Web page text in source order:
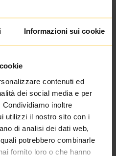
Informazioni sui cookie
contenuti ed
dei social media e per
inoltre
utilizzi il nostro sito con i
di analisi dei dati web,
potrebbero combinarle
fornito loro o che hanno
e umano per i miei clienti
impegnativa e molto intima.
e soddisfazione è il
di successo e il fatto
e contribuire alla felicità